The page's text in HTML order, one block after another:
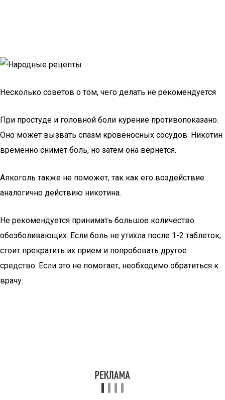
Несколько советов о том, чего делать не рекомендуется
При простуде и головной боли курение противопоказано.
Оно может вызвать спазм кровеносных сосудов. Никотин
временно снимет боль, но затем она вернется.
Алкоголь также не поможет, так как его воздействие
аналогично действию никотина.
Не рекомендуется принимать большое количество
обезболивающих. Если боль не утихла после 1-2 таблеток,
стоит прекратить их прием и попробовать другое
средство. Если это не помогает, необходимо обратиться к
врачу.